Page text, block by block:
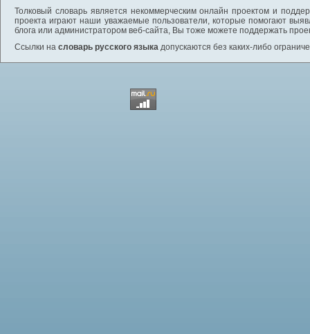
Толковый словарь является некоммерческим онлайн проектом и
проекта играют наши уважаемые пользователи, которые помогают
блога или администратором веб-сайта, Вы тоже можете поддержать
Ссылки на словарь русского языка допускаются без каких-либо